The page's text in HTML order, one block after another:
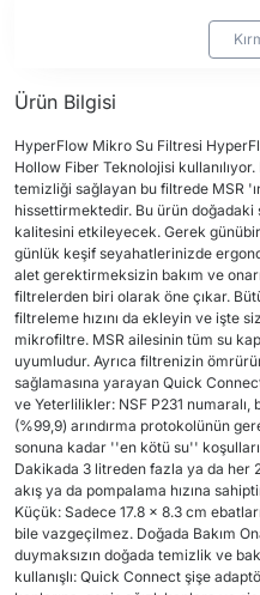
Ürün Bilgisi
HyperFlow Mikro Su Filtresi
Hollow Fiber Teknolojisi
temizliği sağlayan bu filtrede MSR
hissettirmektedir. Bu ürün
kalitesini etkileyecek. Gerek
günlük keşif seyahatlerinizde
alet gerektirmeksizin bakım ve
filtrelerden biri olarak öne çıkar.
filtreleme hızını da ekleyin ve işte
mikrofiltre. MSR ailesinin tüm su
uyumludur. Ayrıca filtrenizin
sağlamasına yarayan Quick
ve Yeterlilikler: NSF P231
(%99,9) arındırma protokolünün
sonuna kadar ''en kötü su''
Dakikada 3 litreden fazla ya da her
akış ya da pompalama hızına
Küçük: Sadece 17.8 x 8.3 cm
bile vazgeçilmez. Doğada Bakım
duymaksızın doğada temizlik ve
kullanışlı: Quick Connect şişe